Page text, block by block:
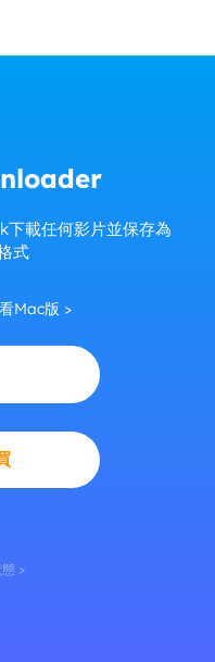
下載任何影片並保存為
式
Mac版 >
>